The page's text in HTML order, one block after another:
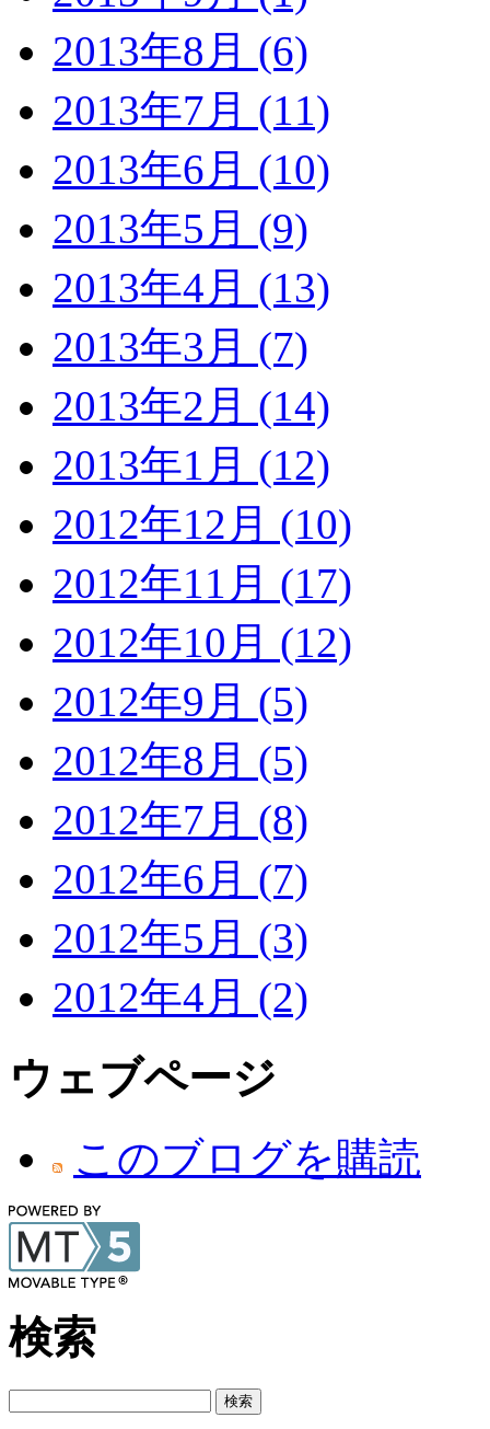
2013年8月 (6)
2013年7月 (11)
2013年6月 (10)
2013年5月 (9)
2013年4月 (13)
2013年3月 (7)
2013年2月 (14)
2013年1月 (12)
2012年12月 (10)
2012年11月 (17)
2012年10月 (12)
2012年9月 (5)
2012年8月 (5)
2012年7月 (8)
2012年6月 (7)
2012年5月 (3)
2012年4月 (2)
ウェブページ
このブログを購読
検索